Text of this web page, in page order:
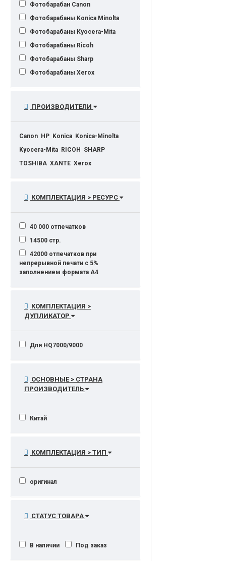
Фотобарабан Canon
Фотобарабаны Konica Minolta
Фотобарабаны Kyocera-Mita
Фотобарабаны Ricoh
Фотобарабаны Sharp
Фотобарабаны Xerox
ПРОИЗВОДИТЕЛИ
Canon HP Konica Konica-Minolta
Kyocera-Mita RICOH SHARP
TOSHIBA XANTE Xerox
КОМПЛЕКТАЦИЯ > РЕСУРС
40 000 отпечатков
14500 стр.
42000 отпечатков при
непрерывной печати с 5%
заполнением формата А4
КОМПЛЕКТАЦИЯ >
ДУПЛИКАТОР
Для HQ7000/9000
ОСНОВНЫЕ > СТРАНА
ПРОИЗВОДИТЕЛЬ
Китай
КОМПЛЕКТАЦИЯ > ТИП
оригинал
СТАТУС ТОВАРА
В наличии Под заказ